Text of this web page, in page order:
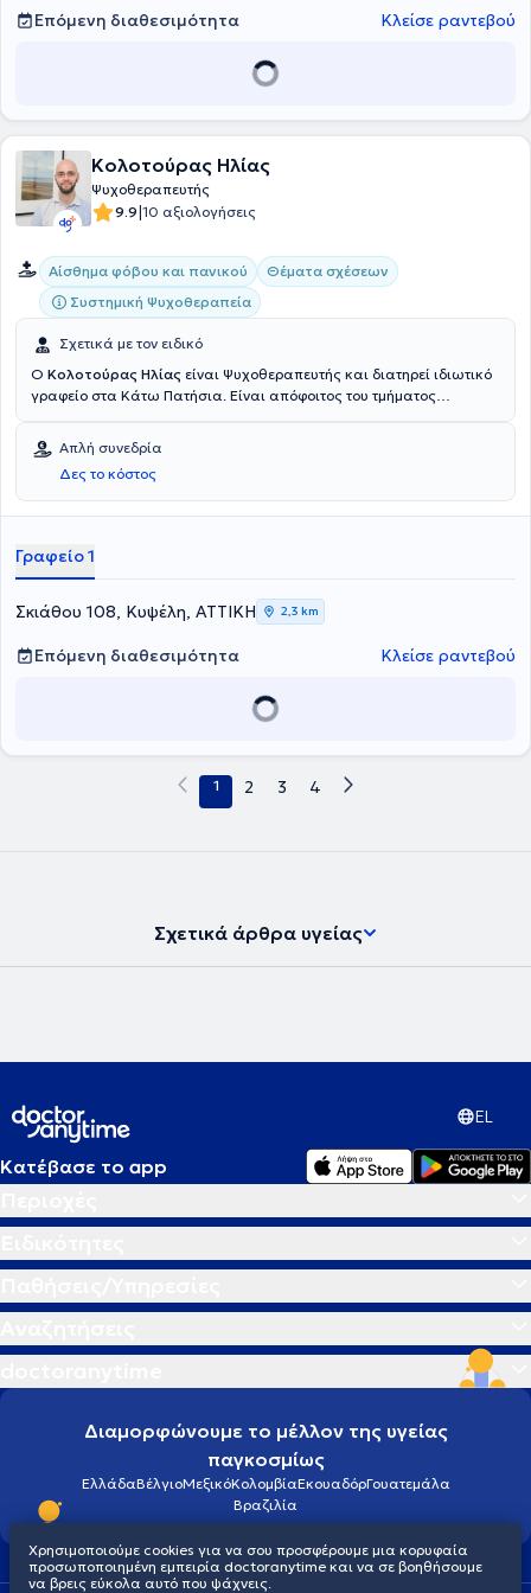
Επόμενη διαθεσιμότητα Κλείσε ραντεβού
Κολοτούρας Ηλίας
Ψυχοθεραπευτής
9.9|10 αξιολογήσεις
Αίσθημα φόβου και πανικού
Θέματα σχέσεων
Συστημική Ψυχοθεραπεία
Σχετικά με τον ειδικό
Ο Κολοτούρας Ηλίας είναι Ψυχοθεραπευτής και διατηρεί ιδιωτικό
γραφείο στα Κάτω Πατήσια. Είναι απόφοιτος του τμήματος
Ψυχολογίας) και έχει εκπαιδευτεί
Κέντρο Εφαρμοσμένης Ψυχοθεραπείας και
Συμβουλευτικής (ΚΕΨΥΣΥ). Διαθέτει εμπειρία και ασχολείται με
θέματα, όπως η βελτίωση αυτοεκτίμησης - αυτοεικόνας, η ενίσχυση
Απλή συνεδρία
Δες το κόστος
Γραφείο 1
Σκιάθου 108, Κυψέλη, ΑΤΤΙΚΗ 2,3 km
Επόμενη διαθεσιμότητα Κλείσε ραντεβού
1 2 3 4
Σχετικά άρθρα υγείας
EL
Κατέβασε το app
Διαμορφώνουμε το μέλλον της υγείας
παγκοσμίως
ΕλλάδαΒέλγιοΜεξικόΚολομβίαΕκουαδόρΓουατεμάλα
Βραζιλία
Χρησιμοποιούμε cookies για να σου προσφέρουμε μια κορυφαία
προσωποποιημένη εμπειρία doctoranytime και να σε βοηθήσουμε
να βρεις εύκολα αυτό που ψάχνεις.